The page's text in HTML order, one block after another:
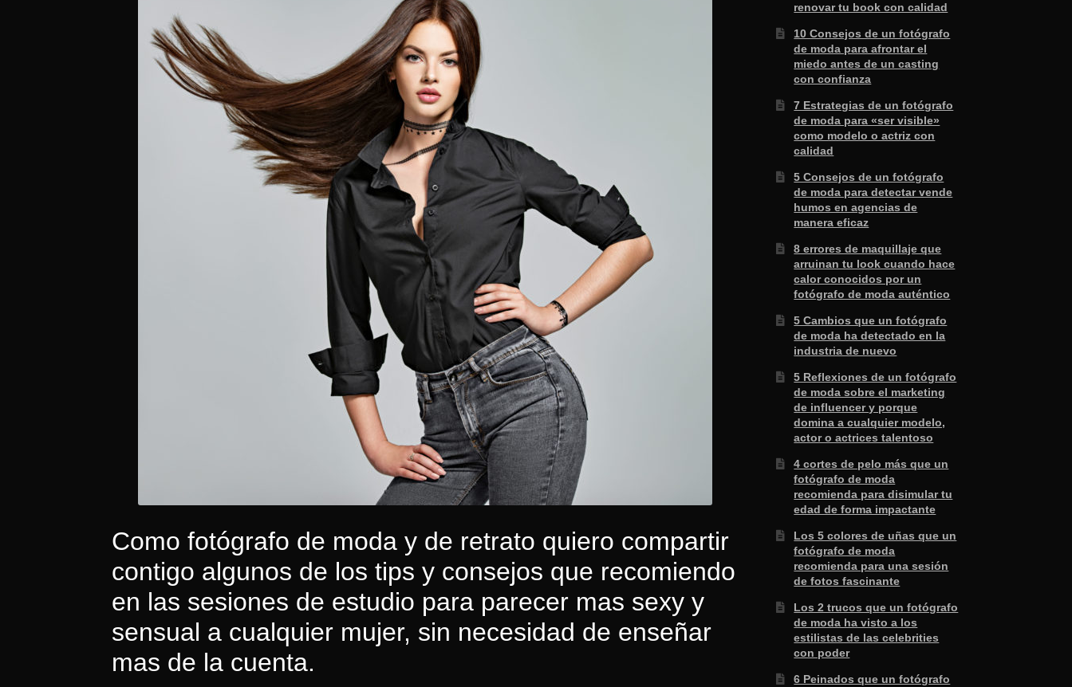
Como fotógrafo de moda y de retrato quiero compartir
contigo algunos de los tips y consejos que recomiendo
en las sesiones de estudio para parecer mas sexy y
sensual a cualquier mujer, sin necesidad de enseñar
mas de la cuenta.
renovar tu book con calidad
10 Consejos de un fotógrafo
de moda para afrontar el
miedo antes de un casting
con confianza
7 Estrategias de un fotógrafo
de moda para «ser visible»
como modelo o actriz con
calidad
5 Consejos de un fotógrafo
de moda para detectar vende
humos en agencias de
manera eficaz
8 errores de maquillaje que
arruinan tu look cuando hace
calor conocidos por un
fotógrafo de moda auténtico
5 Cambios que un fotógrafo
de moda ha detectado en la
industria de nuevo
5 Reflexiones de un fotógrafo
de moda sobre el marketing
de influencer y porque
domina a cualquier modelo,
actor o actrices talentoso
4 cortes de pelo más que un
fotógrafo de moda
recomienda para disimular tu
edad de forma impactante
Los 5 colores de uñas que un
fotógrafo de moda
recomienda para una sesión
de fotos fascinante
Los 2 trucos que un fotógrafo
de moda ha visto a los
estilistas de las celebrities
con poder
6 Peinados que un fotógrafo